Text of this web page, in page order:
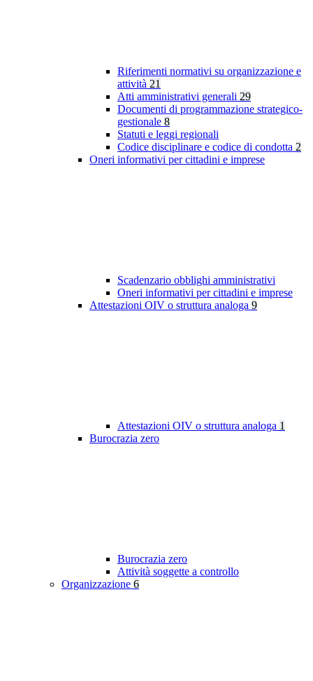
Riferimenti normativi su organizzazione e
attività 21
Atti amministrativi generali 29
Documenti di programmazione strategico-
gestionale 8
Statuti e leggi regionali
Codice disciplinare e codice di condotta 2
Oneri informativi per cittadini e imprese
Scadenzario obblighi amministrativi
Oneri informativi per cittadini e imprese
Attestazioni OIV o struttura analoga 9
Attestazioni OIV o struttura analoga 1
Burocrazia zero
Burocrazia zero
Attività soggette a controllo
Organizzazione 6